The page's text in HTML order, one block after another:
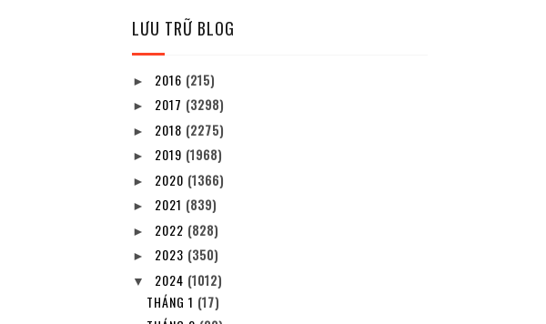
LƯU TRỮ BLOG
► 2016 (215)
► 2017 (3298)
► 2018 (2275)
► 2019 (1968)
► 2020 (1366)
► 2021 (839)
► 2022 (828)
► 2023 (350)
▼ 2024 (1012)
THÁNG 1 (17)